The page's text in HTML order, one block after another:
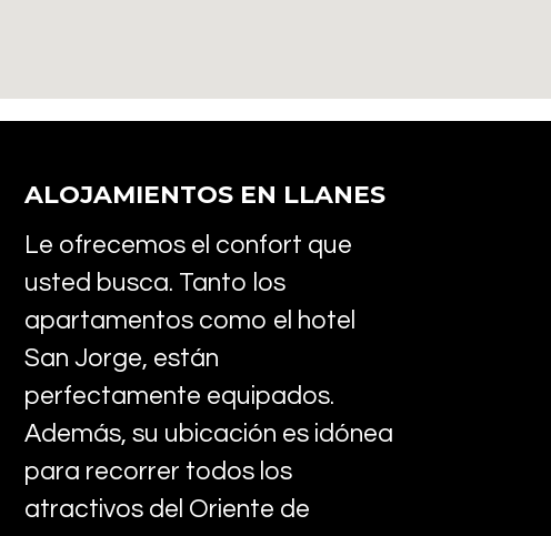
ALOJAMIENTOS EN LLANES
Le ofrecemos el confort que
usted busca. Tanto los
apartamentos como el hotel
San Jorge, están
perfectamente equipados.
Además, su ubicación es idónea
para recorrer todos los
atractivos del Oriente de